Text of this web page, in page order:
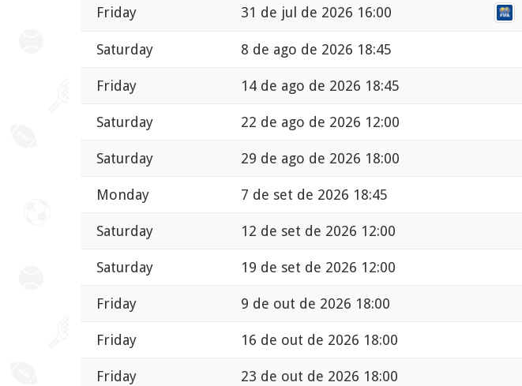
Friday 31 de jul de 2026 16:00
Saturday 8 de ago de 2026 18:45
Friday 14 de ago de 2026 18:45
Saturday 22 de ago de 2026 12:00
Saturday 29 de ago de 2026 18:00
Monday 7 de set de 2026 18:45
Saturday 12 de set de 2026 12:00
Saturday 19 de set de 2026 12:00
Friday 9 de out de 2026 18:00
Friday 16 de out de 2026 18:00
Friday 23 de out de 2026 18:00